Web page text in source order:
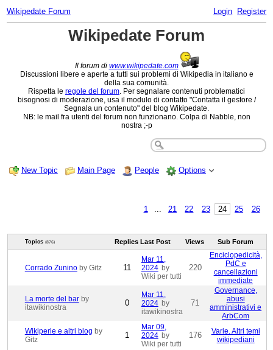
Wikipedate Forum Login Register
Wikipedate Forum
Il forum di www.wikipedate.com
Discussioni libere e aperte a tutti sui problemi di Wikipedia in italiano e
della sua comunità.
Rispetta le regole del forum. Per segnalare contenuti problematici
bisognosi di moderazione, usa il modulo di contatto "Contatta il gestore /
Segnala un contenuto" del blog Wikipedate.
NB: le mail fra utenti del forum non funzionano. Colpa di Nabble, non
nostra ;-p
New Topic Main Page People Options
1 21 22 23 24 25 26
Topics (876) Replies Last Post Views Sub Forum
Corrado Zunino by Gitz 11
Mar 11,
2024 by
Wiki per tutti
220
Enciclopedicità,
PdC e
cancellazioni
immediate
La morte del bar by
itawikinostra
0
Mar 11,
2024 by
itawikinostra
71
Governance,
abusi
amministrativi e
ArbCom
Wikiperle e altri blog by
Gitz
1
Mar 09,
2024 by
Wiki per tutti
176
Varie. Altri temi
wikipediani